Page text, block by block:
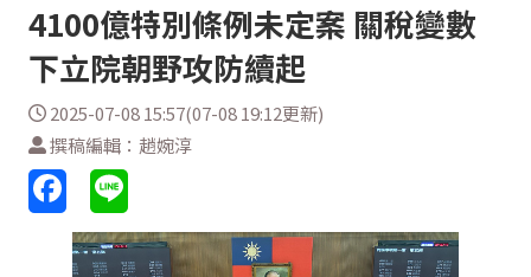
4100億特別條例未定案 關稅變數
下立院朝野攻防續起
2025-07-08 15:57(07-08 19:12更新)
撰稿編輯：趙婉淳